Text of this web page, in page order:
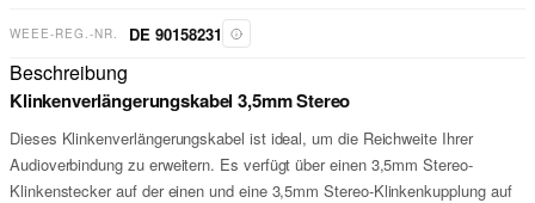
WEEE-REG.-NR. DE 90158231
Beschreibung
Klinkenverlängerungskabel 3,5mm Stereo
Dieses Klinkenverlängerungskabel ist ideal, um die Reichweite Ihrer
Audioverbindung zu erweitern. Es verfügt über einen 3,5mm Stereo-
Klinkenstecker auf der einen und eine 3,5mm Stereo-Klinkenkupplung auf